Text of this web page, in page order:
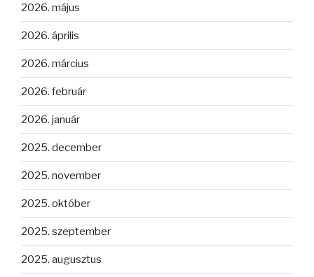
2026. május
2026. április
2026. március
2026. február
2026. január
2025. december
2025. november
2025. október
2025. szeptember
2025. augusztus